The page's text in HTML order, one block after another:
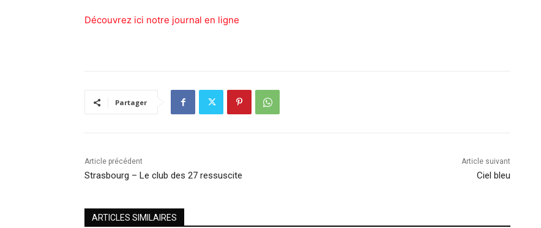
Découvrez ici notre journal en ligne
Partager
Article précédent
Strasbourg – Le club des 27 ressuscite
Article suivant
Ciel bleu
ARTICLES SIMILAIRES